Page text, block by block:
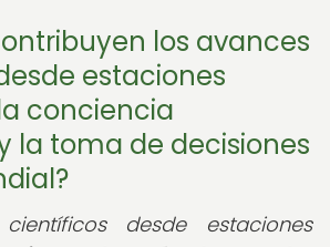
los avances
estaciones
conciencia
la toma de decisiones
desde estaciones